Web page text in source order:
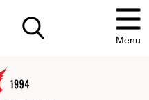
Menu